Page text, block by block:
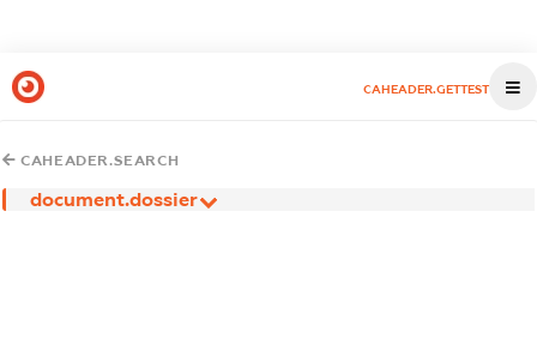
CAHEADER.GETTEST
CAHEADER.SEARCH
document.dossier